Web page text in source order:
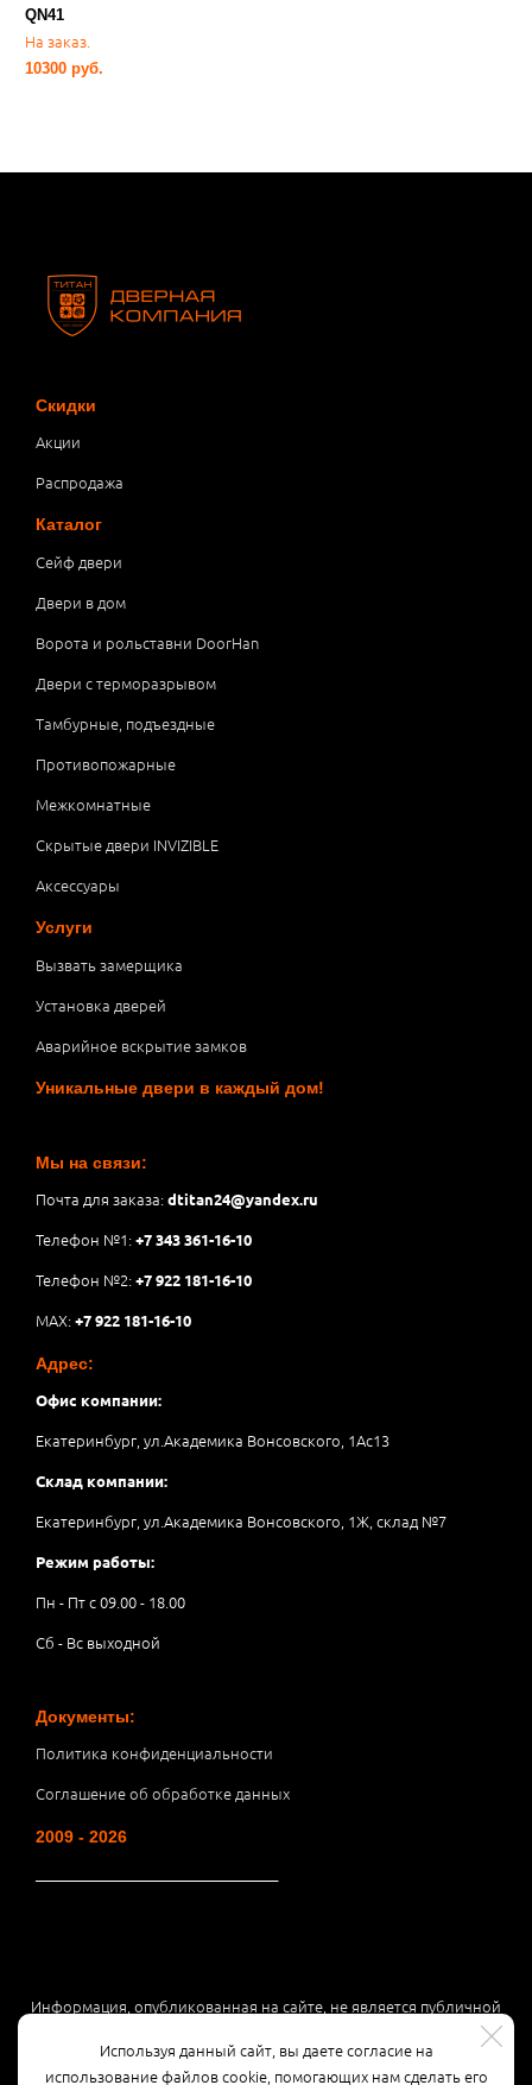
Используя данный сайт, вы даете согласие на
использование файлов cookie, помогающих нам сделать его
QN41
На заказ.
10300 руб.
Скидки
Акции
Распродажа
Каталог
Сейф двери
Двери в дом
Ворота и рольставни DoorHan
Двери с терморазрывом
Тамбурные, подъездные
Противопожарные
Межкомнатные
Скрытые двери INVIZIBLE
Аксессуары
Услуги
Вызвать замерщика
Установка дверей
Аварийное вскрытие замков
Уникальные двери в каждый дом!
Мы на связи:
Почта для заказа:dtitan24@yandex.ru
Телефон №1:+7 343 361-16-10
Телефон №2:+7 922 181-16-10
MAX:+7 922 181-16-10
Адрес:
Офис компании:
Екатеринбург, ул.Академика Вонсовского, 1Аc13
Склад компании:
Екатеринбург, ул.Академика Вонсовского, 1Ж, склад №7
Режим работы:
Пн - Пт с 09.00 - 18.00
Сб - Вс выходной
Документы:
Политика конфиденциальности
Соглашение об обработке данных
2009 - 2026
Информация, опубликованная на сайте, не является публичной
офертой или рекламой, а носит информационный характер и
может быть изменена по усмотрению компании.